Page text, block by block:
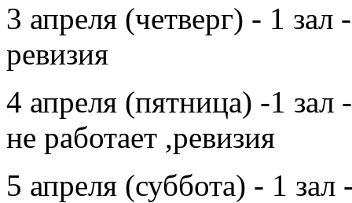
3 апреля (четверг) - 1 зал
ревизия
4 апреля (пятница) -1 зал
не работает ,ревизия
5 апреля (суббота) - 1